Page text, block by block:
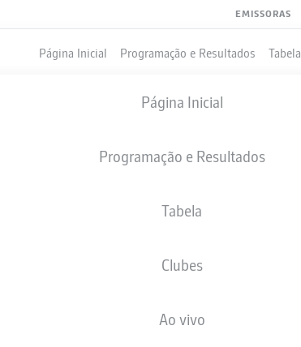
EMISSORAS
Página Inicial Programação e Resultados Tabela
Página Inicial
Programação e Resultados
Tabela
Clubes
Ao vivo